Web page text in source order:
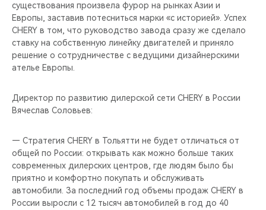
существования произвела фурор на рынках Азии и
Европы, заставив потесниться марки «с историей». Успех
CHERY в том, что руководство завода сразу же сделало
ставку на собственную линейку двигателей и приняло
решение о сотрудничестве с ведущими дизайнерскими
ателье Европы.
Директор по развитию дилерской сети CHERY в России
Вячеслав Соловьев:
— Стратегия CHERY в Тольятти не будет отличаться от
общей по России: открывать как можно больше таких
современных дилерских центров, где людям было бы
приятно и комфортно покупать и обслуживать
автомобили. За последний год объемы продаж CHERY в
России выросли с 12 тысяч автомобилей в год до 40